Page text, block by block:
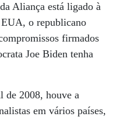
Aliança está ligado à
EUA, o republicano
firmados
Joe Biden tenha
de 2008, houve a
em vários países,